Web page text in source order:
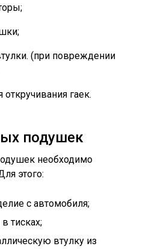
(при повреждении
гаек.
подушек
необходимо
этого:
с автомобиля;
тисках;
втулку из